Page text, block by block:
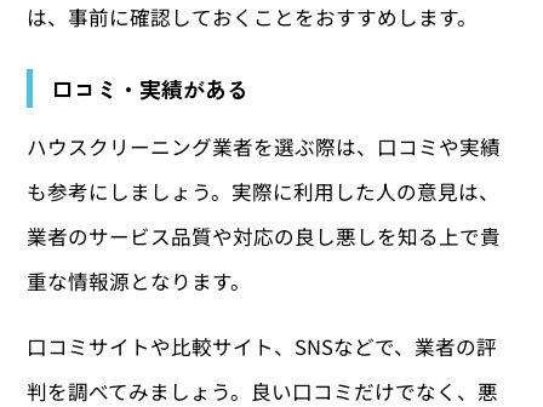
は、事前に確認しておくことをおすすめします。
口コミ・実績がある
ハウスクリーニング業者を選ぶ際は、口コミや実績
も参考にしましょう。実際に利用した人の意見は、
業者のサービス品質や対応の良し悪しを知る上で貴
重な情報源となります。
口コミサイトや比較サイト、SNSなどで、業者の評
判を調べてみましょう。良い口コミだけでなく、悪